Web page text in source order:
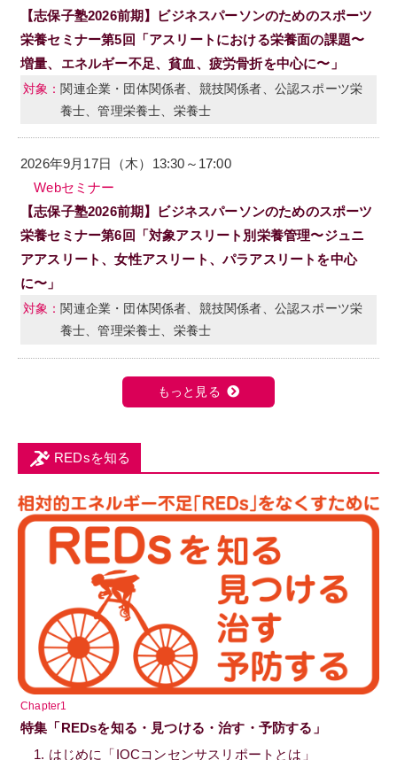
【志保子塾2026前期】ビジネスパーソンのためのスポーツ
栄養セミナー第5回「アスリートにおける栄養面の課題〜
増量、エネルギー不足、貧血、疲労骨折を中心に〜」
関連企業・団体関係者、競技関係者、公認スポーツ栄
養士、管理栄養士、栄養士
2026年9月17日（木）13:30～17:00
Webセミナー
【志保子塾2026前期】ビジネスパーソンのためのスポーツ
栄養セミナー第6回「対象アスリート別栄養管理〜ジュニ
アアスリート、女性アスリート、パラアスリートを中心
に〜」
関連企業・団体関係者、競技関係者、公認スポーツ栄
養士、管理栄養士、栄養士
もっと見る
REDsを知る
Chapter1
特集「REDsを知る・見つける・治す・予防する」
1. はじめに「IOCコンセンサスリポートとは」